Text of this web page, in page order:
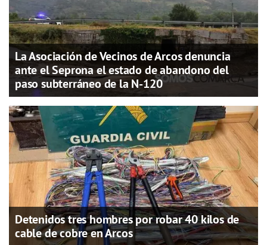
La Asociación de Vecinos de Arcos denuncia
ante el Seprona el estado de abandono del
paso subterráneo de la N-120
Detenidos tres hombres por robar 40 kilos de
cable de cobre en Arcos